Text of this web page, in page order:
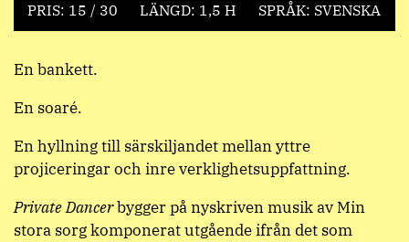
PRIS: 15 / 30 LÄNGD: 1,5 H SPRÅK: SVENSKA
En bankett.
En soaré.
En hyllning till särskiljandet mellan yttre
projiceringar och inre verklighetsuppfattning.
Private Dancerbygger på nyskriven musik av Min
stora sorg komponerat utgående ifrån det som